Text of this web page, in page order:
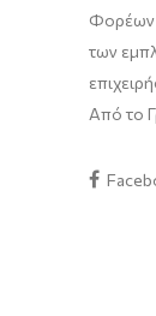
Φορέων
των
Από το